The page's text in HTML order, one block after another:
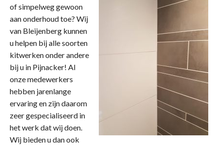
of simpelweg gewoon
aan onderhoud toe? Wij
van Bleijenberg kunnen
u helpen bij alle soorten
kitwerken onder andere
bij u in Pijnacker! Al
onze medewerkers
hebben jarenlange
ervaring en zijn daarom
zeer gespecialiseerd in
het werk dat wij doen.
Wij bieden u dan ook